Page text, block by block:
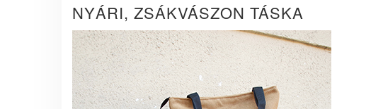
NYÁRI, ZSÁKVÁSZON TÁSKA